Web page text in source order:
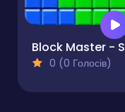
0 (0 Голосів)